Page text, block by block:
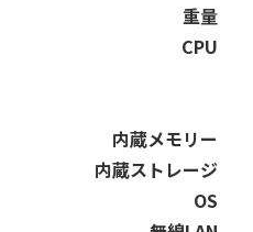
重量
CPU
内蔵メモリー
内蔵ストレージ
OS